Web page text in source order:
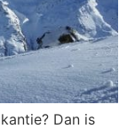
Dan is